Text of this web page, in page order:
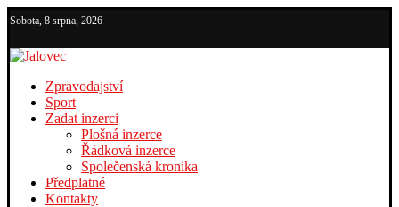
Sobota, 8 srpna, 2026
Zpravodajství
Sport
Zadat inzerci
Plošná inzerce
Řádková inzerce
Společenská kronika
Předplatné
Kontakty